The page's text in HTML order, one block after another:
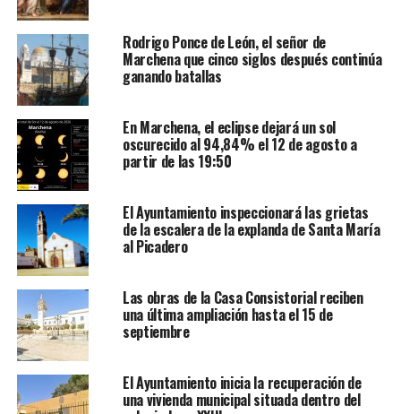
Rodrigo Ponce de León, el señor de
Marchena que cinco siglos después continúa
ganando batallas
En Marchena, el eclipse dejará un sol
oscurecido al 94,84% el 12 de agosto a
partir de las 19:50
El Ayuntamiento inspeccionará las grietas
de la escalera de la explanda de Santa María
al Picadero
Las obras de la Casa Consistorial reciben
una última ampliación hasta el 15 de
septiembre
El Ayuntamiento inicia la recuperación de
una vivienda municipal situada dentro del